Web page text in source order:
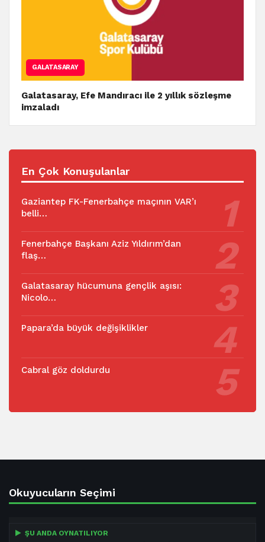
GALATASARAY
Galatasaray, Efe Mandıracı ile 2 yıllık sözleşme
imzaladı
En Çok Konuşulanlar
Gaziantep FK-Fenerbahçe maçının VAR’ı
belli…
Fenerbahçe Başkanı Aziz Yıldırım’dan
flaş…
Galatasaray hücumuna gençlik aşısı:
Nicolo…
Papara’da büyük değişiklikler
Cabral göz doldurdu
Okuyucuların Seçimi
ŞU ANDA OYNATILIYOR